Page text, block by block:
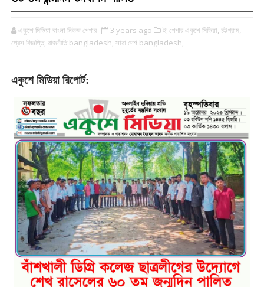
একুশে মিডিয়া বাংলা নিউজ পেপার 3 years ago ই-পেপার একুশে মিডিয়া, চট্টগ্রাম,
প্রেস বিজ্ঞপ্তি, রাজনীতি bangladesh, সারা দেশ bangladesh,
একুশে মিডিয়া রিপোর্ট: